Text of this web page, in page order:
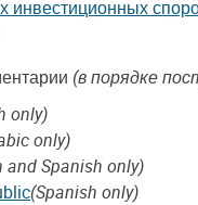
инвестиционных
(в порядке
only)
only)
and Spanish only)
(Spanish only)